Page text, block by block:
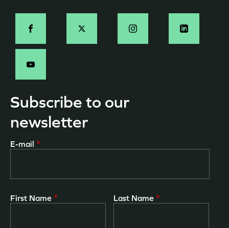
Social
-
Subscribe to our
newsletter
E-mail
First Name Last Name